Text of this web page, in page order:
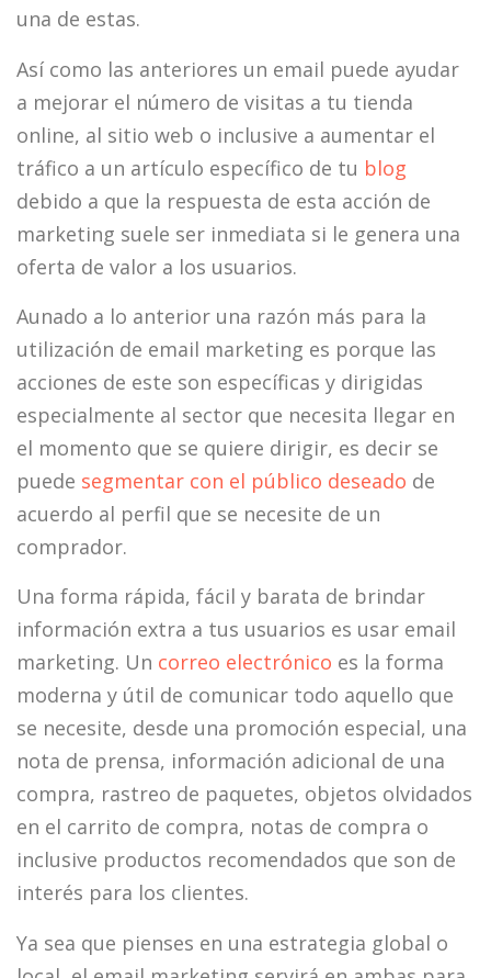
una de estas.
Así como las anteriores un email puede ayudar
a mejorar el número de visitas a tu tienda
online, al sitio web o inclusive a aumentar el
tráfico a un artículo específico de tu blog
debido a que la respuesta de esta acción de
marketing suele ser inmediata si le genera una
oferta de valor a los usuarios.
Aunado a lo anterior una razón más para la
utilización de email marketing es porque las
acciones de este son específicas y dirigidas
especialmente al sector que necesita llegar en
el momento que se quiere dirigir, es decir se
puede segmentar con el público deseado de
acuerdo al perfil que se necesite de un
comprador.
Una forma rápida, fácil y barata de brindar
información extra a tus usuarios es usar email
marketing. Un correo electrónico es la forma
moderna y útil de comunicar todo aquello que
se necesite, desde una promoción especial, una
nota de prensa, información adicional de una
compra, rastreo de paquetes, objetos olvidados
en el carrito de compra, notas de compra o
inclusive productos recomendados que son de
interés para los clientes.
Ya sea que pienses en una estrategia global o